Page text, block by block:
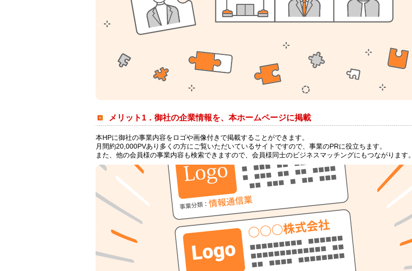
メリット1．御社の企業情報を、本ホームページに掲載
本HPに御社の事業内容をロゴや画像付きで掲載することができます。
月間約20,000PVあり多くの方にご覧いただいているサイトですので、事業のPRに役立ちます。
また、他の会員様の事業内容も検索できますので、会員様同士のビジネスマッチングにもつながります。